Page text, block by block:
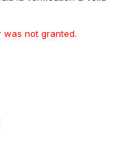
was not granted.